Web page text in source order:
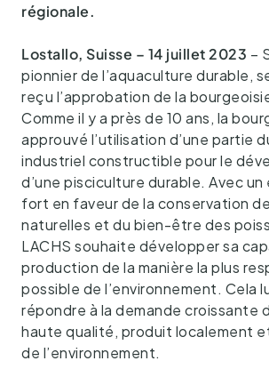
régionale.
Lostallo, Suisse – 14 juillet 2023 –
pionnier de l’aquaculture durable,
reçu l’approbation de la
Comme il y a près de 10 ans, la
approuvé l’utilisation d’une partie
industriel constructible pour le
d’une pisciculture durable. Avec
fort en faveur de la conservation
naturelles et du bien-être des
LACHS souhaite développer sa
production de la manière la plus
possible de l’environnement. Cela
répondre à la demande croissante
haute qualité, produit localement
de l’environnement.